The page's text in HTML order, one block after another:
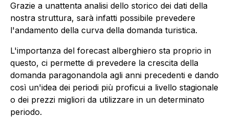
Grazie a unattenta analisi dello storico dei dati della
nostra struttura, sarà infatti possibile prevedere
l'andamento della curva della domanda turistica.
L'importanza del forecast alberghiero sta proprio in
questo, ci permette di prevedere la crescita della
domanda paragonandola agli anni precedenti e dando
così un'idea dei periodi più proficui a livello stagionale
o dei prezzi migliori da utilizzare in un determinato
periodo.